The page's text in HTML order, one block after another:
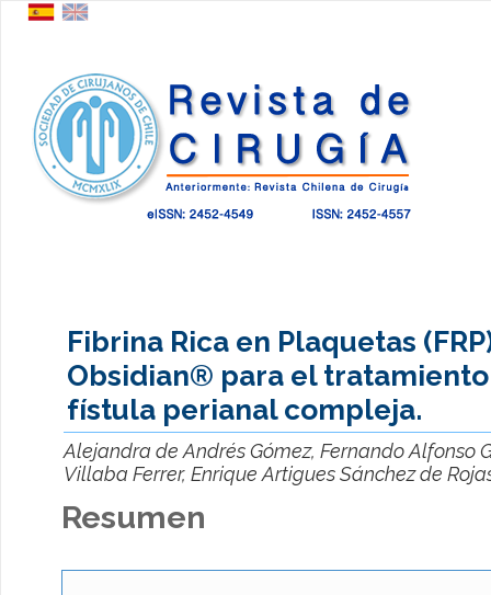
Fibrina Rica en Plaquetas
Obsidian® para el
fístula perianal compleja.
Alejandra de Andrés Gómez, Fernando Alfonso
Villaba Ferrer, Enrique Artigues Sánchez de
Resumen